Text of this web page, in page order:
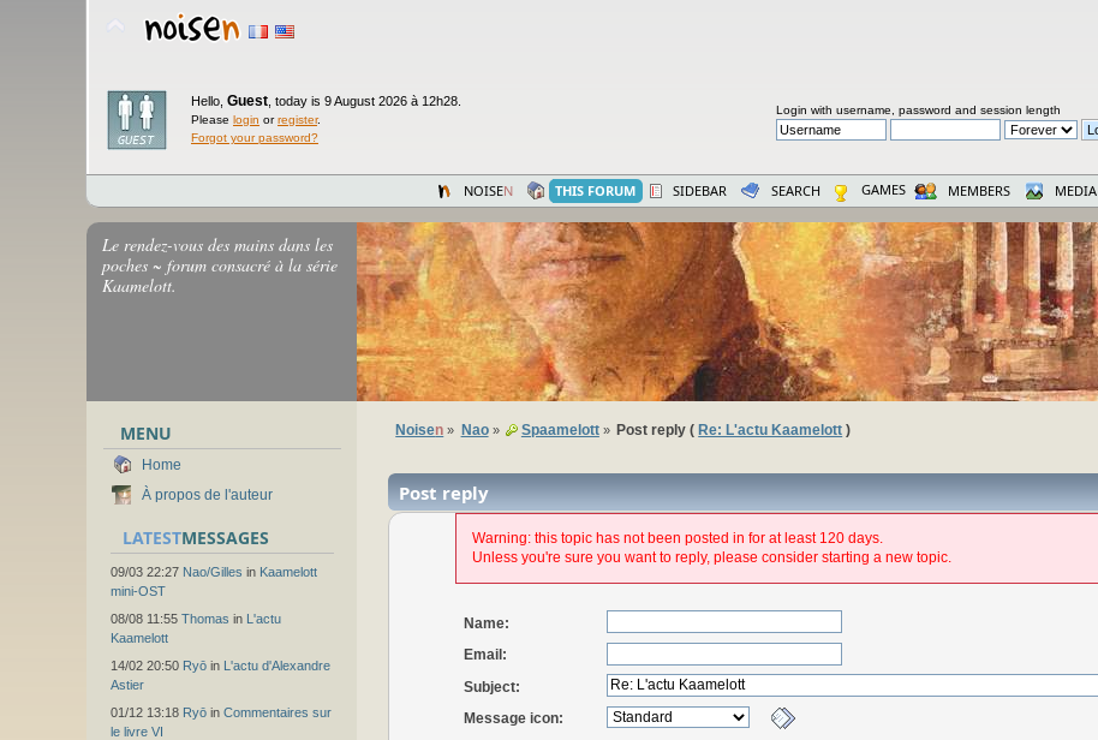
Hello, Guest today is 9 August 2026 à 12h28.
Please login orregister.
Forgot your password?
Login with username, password and session length
NOISEN THIS FORUM SIDEBAR SEARCH GAMES MEMBERS MEDIA
Le rendez-vous des mains dans les
poches ~ forum consacré à la série
Kaamelott.
MENU
Home
À propos de l'auteur
LATESTMESSAGES
09/03 22:27 Nao/Gilles in Kaamelott
mini-OST
08/08 11:55 Thomas in L'actu
Kaamelott
14/02 20:50 Ryō in L'actu d'Alexandre
Astier
01/12 13:18 Ryō in Commentaires sur
le livre VI
Noisen » Nao» Spaamelott» Post reply ( Re: L'actu Kaamelott )
Post reply
Warning: this topic has not been posted in for at least 120 days.
Unless you're sure you want to reply, please consider starting a new topic.
Name:
Email:
Subject:
Message icon: